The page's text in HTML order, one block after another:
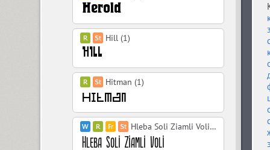
Hill (1)
Hitman (1)
Hleba Soli Ziamli Voli (10)